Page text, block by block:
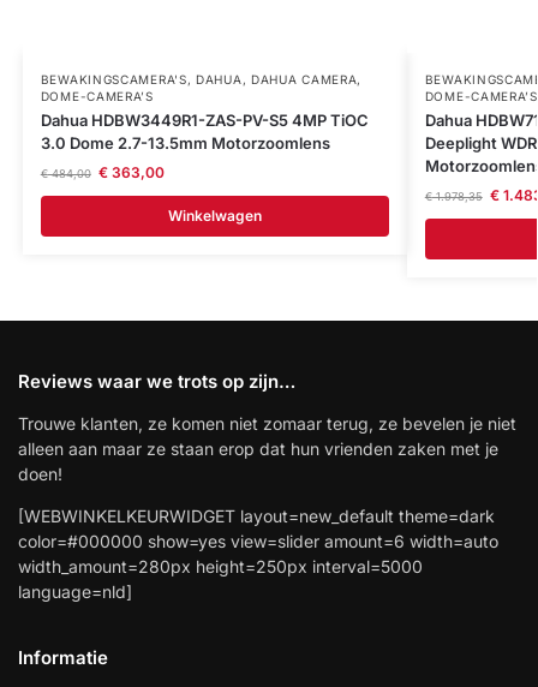
BEWAKINGSCAMERA'S,DAHUA , DAHUA CAMERA,
DOME-CAMERA’S
Dahua HDBW3449R1-ZAS-PV-S5 4MP TiOC
3.0 Dome 2.7-13.5mm Motorzoomlens
€484,00 €363,00
Winkelwagen
DOME-CAMERA’S
Dahua
Deeplight
€1.978,35 €
Reviews waar we trots op zijn…
Trouwe klanten, ze komen niet zomaar terug, ze bevelen je niet
alleen aan maar ze staan erop dat hun vrienden zaken met je
doen!
[WEBWINKELKEURWIDGET layout=new_default theme=dark
color=#000000 show=yes view=slider amount=6 width=auto
width_amount=280px height=250px interval=5000
language=nld]
Informatie